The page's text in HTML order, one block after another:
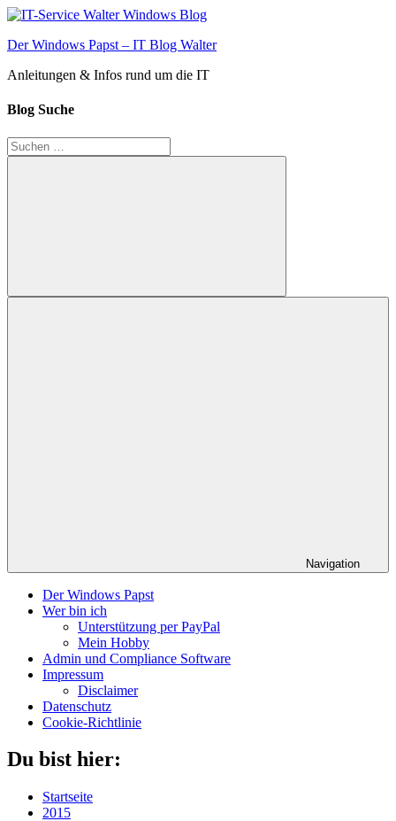
Zum
springen
Der Windows Papst – IT Blog Walter
Anleitungen & Infos rund um die IT
Blog Suche
Suchen
nach:
Suchen
Navigation
Der Windows Papst
Wer bin ich
Unterstützung per PayPal
Mein Hobby
Admin und Compliance Software
Impressum
Disclaimer
Datenschutz
Cookie-Richtlinie
Du bist hier:
Startseite
2015